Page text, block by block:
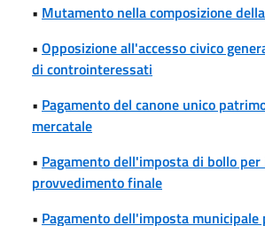
• Mutamento nella composizione
• Opposizione all'accesso civico
di controinteressati
• Pagamento del canone unico
mercatale
• Pagamento dell'imposta di bollo
provvedimento finale
• Pagamento dell'imposta municipale